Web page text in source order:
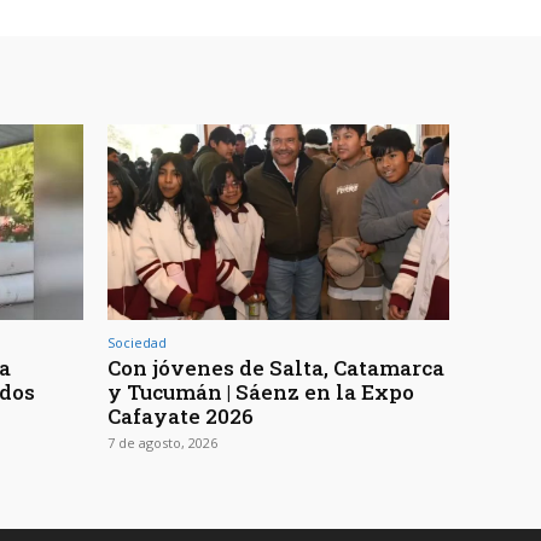
Sociedad
Con jóvenes de Salta, Catamarca
y Tucumán | Sáenz en la Expo
Cafayate 2026
7 de agosto, 2026